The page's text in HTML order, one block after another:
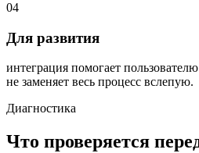
04
Для развития
интеграция помогает
не заменяет весь процесс вслепую.
Диагностика
Что проверяется